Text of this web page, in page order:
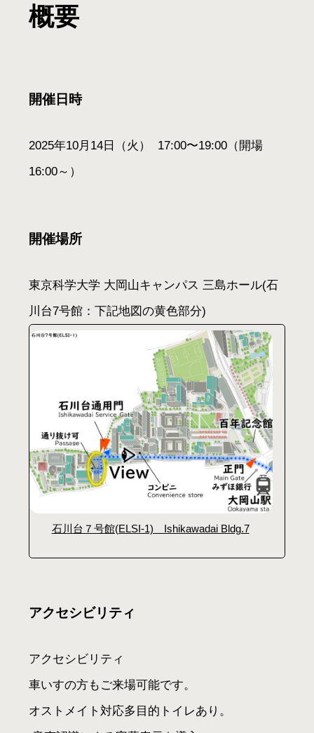
概要
開催日時
2025年10月14日（火） 17:00〜19:00（開場
16:00～）
開催場所
東京科学大学 大岡山キャンパス 三島ホール(石
川台7号館：下記地図の黄色部分)
石川台７号館(ELSI-1) Ishikawadai Bldg.7
アクセシビリティ
アクセシビリティ
車いすの方もご来場可能です。
オストメイト対応多目的トイレあり。